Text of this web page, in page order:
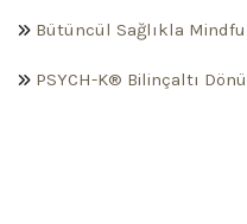
Bütüncül Sağlıkla
PSYCH-K® Bilinçaltı